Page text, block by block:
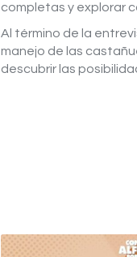
completas y explorar
Al término de la
manejo de las
descubrir las